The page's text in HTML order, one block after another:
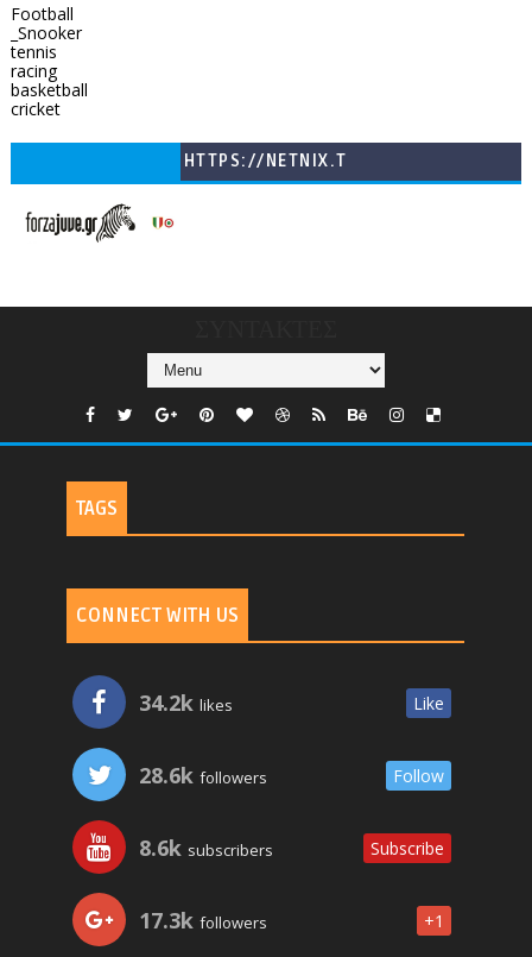
Football
_Snooker
tennis
racing
basketball
cricket
HTTPS://NETNIX.T
TAGS
CONNECT WITH US
34.2k likes Like
28.6k followers Follow
8.6k subscribers Subscribe
17.3k followers +1